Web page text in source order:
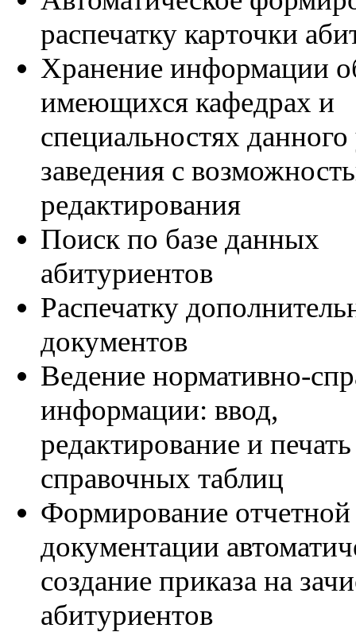
распечатку карточки
Хранение информации
имеющихся кафедрах и
специальностях
заведения с
редактирования
Поиск по базе данных
абитуриентов
Распечатку
документов
Ведение нормативно-
информации: ввод,
редактирование и печать
справочных таблиц
Формирование отчетной
документации
создание приказа на
абитуриентов